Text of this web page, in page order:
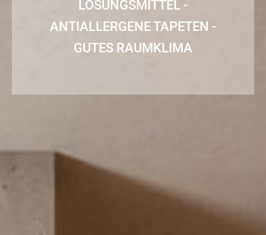
LÖSUNGSMITTEL -
ANTIALLERGENE TAPETEN -
GUTES RAUMKLIMA